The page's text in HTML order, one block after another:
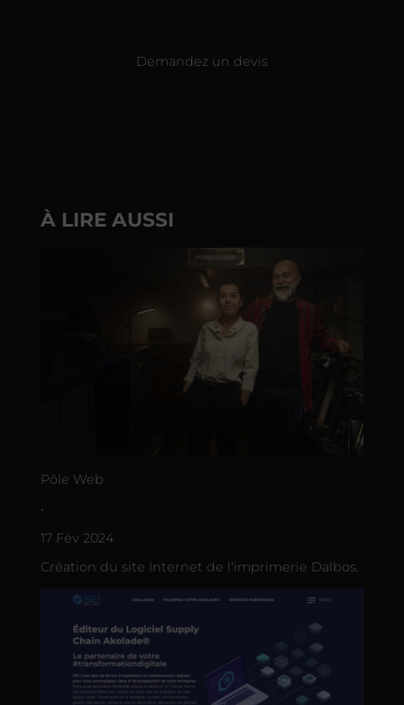
Demandez un devis
À LIRE AUSSI
Põle Web
•
17 Fév 2024
Création du site Internet de l'imprimerie Dalbos.